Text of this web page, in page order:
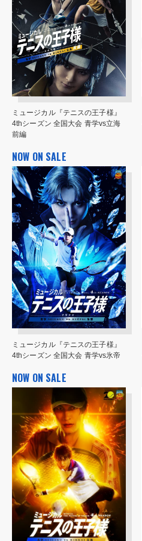
ミュージカル『テニスの王子様』
4thシーズン 全国大会 青学vs立海
前編
NOW ON SALE
ミュージカル『テニスの王子様』
4thシーズン 全国大会 青学vs氷帝
NOW ON SALE